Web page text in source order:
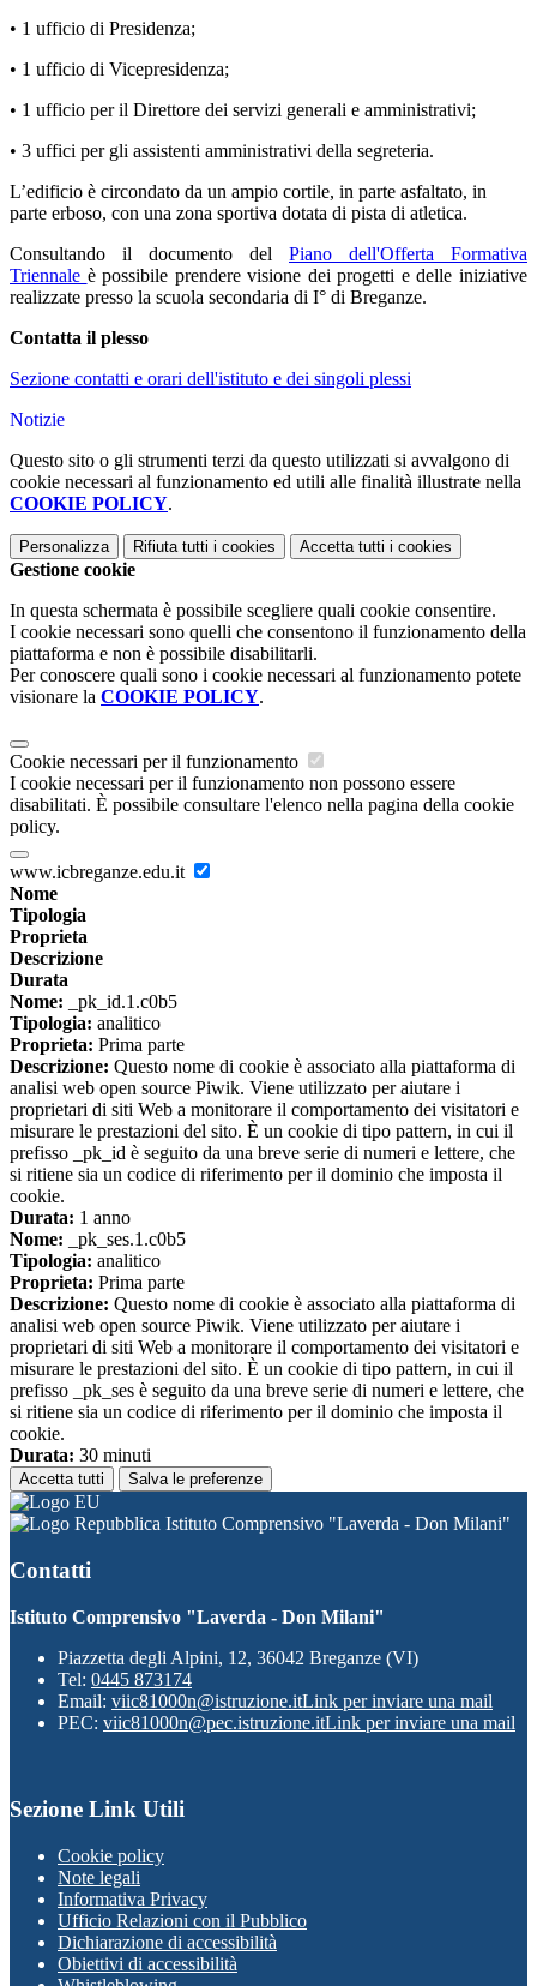
• 1 ufficio di Presidenza;
• 1 ufficio di Vicepresidenza;
• 1 ufficio per il Direttore dei servizi generali e amministrativi;
• 3 uffici per gli assistenti amministrativi della segreteria.
L’edificio è circondato da un ampio cortile, in parte asfaltato, in
parte erboso, con una zona sportiva dotata di pista di atletica.
Consultando il documento del
Piano dell'Offerta Formativa
Triennale è possibile prendere visione dei progetti e delle iniziative
realizzate presso la scuola secondaria di I° di Breganze.
Contatta il plesso
Sezione contatti e orari dell'istituto e dei singoli plessi
Notizie
Questo sito o gli strumenti terzi da questo utilizzati si avvalgono di
cookie necessari al funzionamento ed utili alle finalità illustrate nella
COOKIE POLICY.
Personalizza Rifiuta tutti i cookies Accetta tutti i cookies
Gestione cookie
In questa schermata è possibile scegliere quali cookie consentire.
I cookie necessari sono quelli che consentono il funzionamento della
piattaforma e non è possibile disabilitarli.
Per conoscere quali sono i cookie necessari al funzionamento potete
visionare la COOKIE POLICY.
Cookie necessari per il funzionamento
I cookie necessari per il funzionamento non possono essere
disabilitati. È possibile consultare l'elenco nella pagina della cookie
policy.
www.icbreganze.edu.it
Nome
Tipologia
Proprieta
Descrizione
Durata
Nome: _pk_id.1.c0b5
Tipologia: analitico
Proprieta: Prima parte
Descrizione: Questo nome di cookie è associato alla piattaforma di
analisi web open source Piwik. Viene utilizzato per aiutare i
proprietari di siti Web a monitorare il comportamento dei visitatori e
misurare le prestazioni del sito. È un cookie di tipo pattern, in cui il
prefisso _pk_id è seguito da una breve serie di numeri e lettere, che
si ritiene sia un codice di riferimento per il dominio che imposta il
cookie.
Durata: 1 anno
Nome: _pk_ses.1.c0b5
Tipologia: analitico
Proprieta: Prima parte
Descrizione: Questo nome di cookie è associato alla piattaforma di
analisi web open source Piwik. Viene utilizzato per aiutare i
proprietari di siti Web a monitorare il comportamento dei visitatori e
misurare le prestazioni del sito. È un cookie di tipo pattern, in cui il
prefisso _pk_ses è seguito da una breve serie di numeri e lettere, che
si ritiene sia un codice di riferimento per il dominio che imposta il
cookie.
Durata: 30 minuti
Accetta tutti Salva le preferenze
Istituto Comprensivo "Laverda - Don Milani"
Contatti
Istituto Comprensivo "Laverda - Don Milani"
Piazzetta degli Alpini, 12, 36042 Breganze (VI)
Tel: 0445 873174
Email: viic81000n@istruzione.itLink per inviare una mail
PEC: viic81000n@pec.istruzione.itLink per inviare una mail
Sezione Link Utili
Cookie policy
Note legali
Informativa Privacy
Ufficio Relazioni con il Pubblico
Dichiarazione di accessibilità
Obiettivi di accessibilità